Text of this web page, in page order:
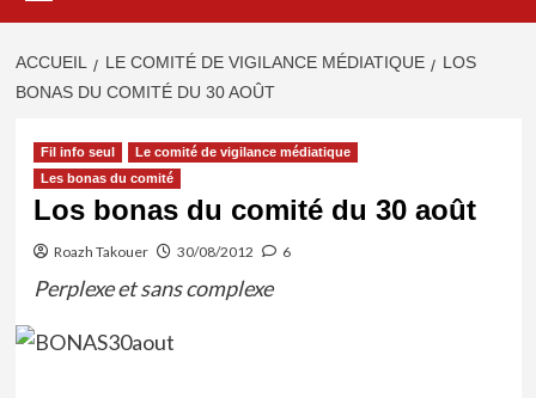
ACCUEIL LE COMITÉ DE VIGILANCE MÉDIATIQUE
LOS
BONAS DU COMITÉ DU 30 AOÛT
Fil info seul
Le comité de vigilance médiatique
Les bonas du comité
Los bonas du comité du 30 août
Roazh Takouer 30/08/2012 6
Perplexe et sans complexe